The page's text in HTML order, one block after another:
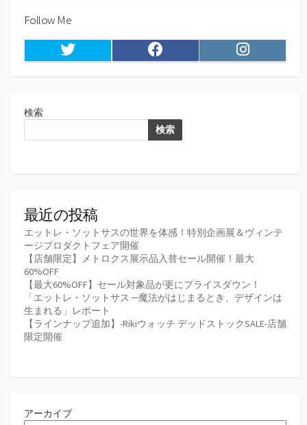
Follow Me
Twitter Facebook Instagram
検索
検索
最近の投稿
エットレ・ソットサスの世界を体感！特別企画展＆ヴィンテ
ージプロダクトフェア開催
【店舗限定】メトロクス展示品入替セール開催！最大
60%OFF
【最大60%OFF】セール対象品が更にプライスダウン！
「エットレ・ソットサス ─魔法がはじまるとき、デザインは
生まれる」レポート
【ラインナップ追加】-Rikiウォッチ デッドストックSALE-店舗
限定開催
アーカイブ